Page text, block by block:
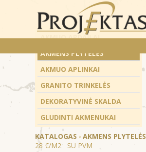
AKMUO APDAILAI
AKMENS PLYTELĖS
AKMUO APLINKAI
GRANITO TRINKELĖS
DEKORATYVINĖ SKALDA
GLUDINTI AKMENUKAI
KATALOGAS > AKMENS PLYTELĖS
28 €/M2 SU PVM